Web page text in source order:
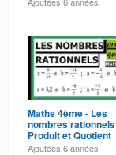
Maths 4ème - Les
nombres rationnels
Produit et Quotient
Exercice 16
Ajoutées 6 années